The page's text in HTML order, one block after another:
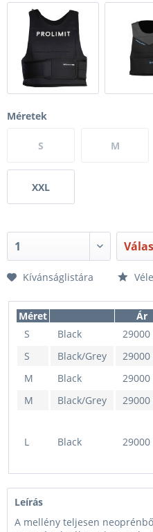
Méretek
S M
XXL
Kívánságlistára
Méret Ár
S
Black 29000
S
Black/Grey 29000
M
Black 29000
M
Black/Grey 29000
L Black 29000
XL
Leírás
A mellény teljesen